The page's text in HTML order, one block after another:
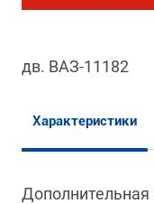
дв. ВАЗ-11182
Характеристики